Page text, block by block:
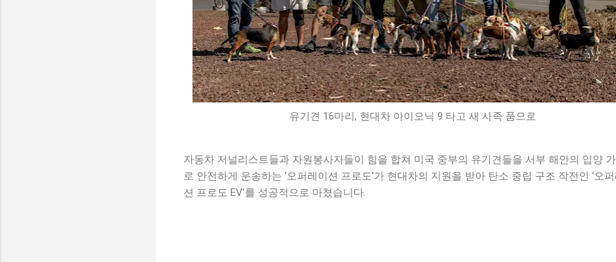
유기견 16마리, 현대차 아이오닉 9 타고 새 사족 품으로
자동차 저널리스트들과 자원봉사자들이 힘을 합쳐 미국 중부의 유기견들을 서부 해안의 입양
로 안전하게 운송하는 ‘오퍼레이션 프로도’가 현대차의 지원을 받아 탄소 중립 구조 작전인 ‘오
션 프로도 EV’를 성공적으로 마쳤습니다.